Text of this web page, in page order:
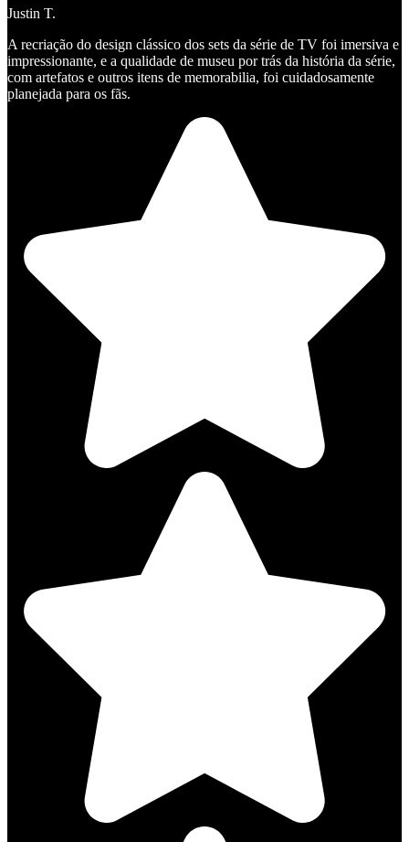
Justin T.
A recriação do design clássico dos sets da série de TV foi imersiva e
impressionante, e a qualidade de museu por trás da história da série,
com artefatos e outros itens de memorabilia, foi cuidadosamente
planejada para os fãs.